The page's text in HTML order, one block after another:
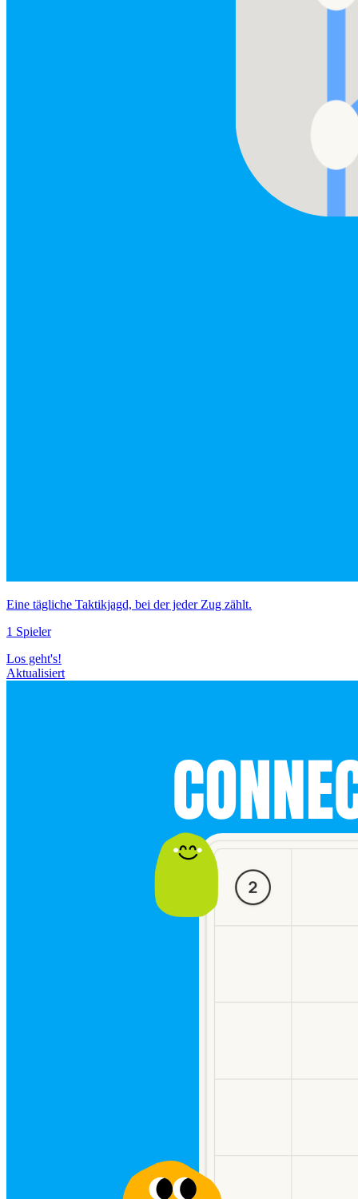
Eine tägliche Taktikjagd, bei der jeder Zug zählt.
1 Spieler
Los geht's!
Aktualisiert